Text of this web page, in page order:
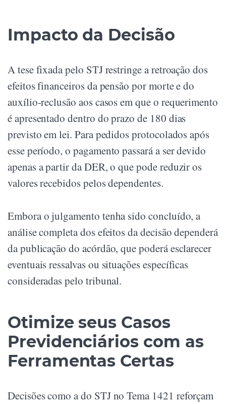
Impacto da Decisão
A tese fixada pelo STJ restringe a retroação dos
efeitos financeiros da pensão por morte e do
auxílio-reclusão aos casos em que o requerimento
é apresentado dentro do prazo de 180 dias
previsto em lei. Para pedidos protocolados após
esse período, o pagamento passará a ser devido
apenas a partir da DER, o que pode reduzir os
valores recebidos pelos dependentes.
Embora o julgamento tenha sido concluído, a
análise completa dos efeitos da decisão dependerá
da publicação do acórdão, que poderá esclarecer
eventuais ressalvas ou situações específicas
consideradas pelo tribunal.
Otimize seus Casos
Previdenciários com as
Ferramentas Certas
Decisões como a do STJ no Tema 1421 reforçam